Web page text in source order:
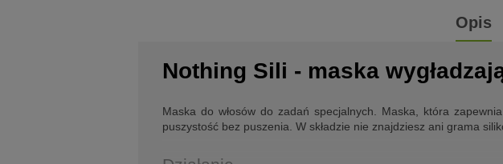
Opis
Nothing Sili - maska
Maska do włosów do zadań specjalnych. Maska, która
puszystość bez puszenia. W składzie nie znajdziesz ani grama